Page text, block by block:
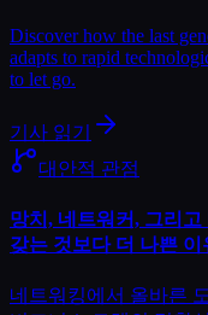
Discover how the last
adapts to rapid
to let go.
기사 읽기
대안적 관점
망치, 네트워커, 그리
갖는 것보다 더 나쁜 이
네트워킹에서 올바른